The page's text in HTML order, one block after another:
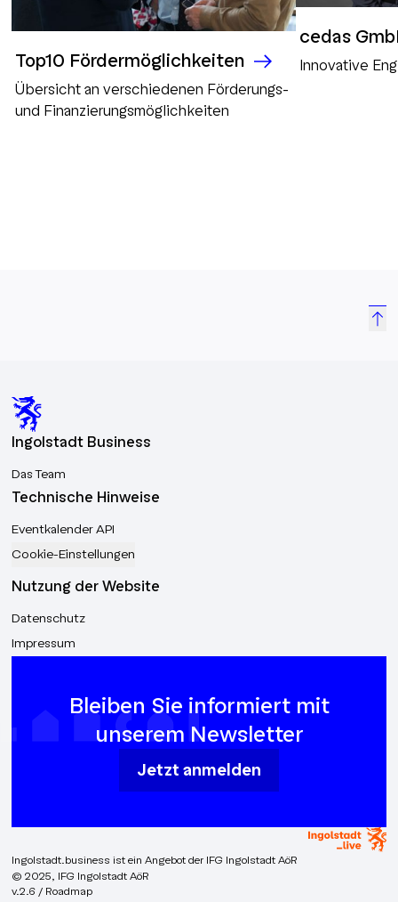
Top10 Fördermöglichkeiten
Übersicht an verschiedenen Förderungs-
und Finanzierungsmöglichkeiten
cedas
Innovative
Ingolstadt Business
Das Team
Technische Hinweise
Eventkalender API
Cookie-Einstellungen
Nutzung der Website
Datenschutz
Impressum
Bleiben Sie informiert mit
unserem Newsletter
Jetzt anmelden
Ingolstadt.business ist ein Angebot der IFG Ingolstadt AöR
© 2025, IFG Ingolstadt AöR
v.2.6 / Roadmap